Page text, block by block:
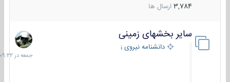
3,784 ارسال ها
سایر بخشهای زمینی
دانشنامه نیروی زمینی
جمعه
در
09:22